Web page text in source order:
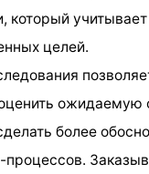
который
целей.
ожидаемую
более